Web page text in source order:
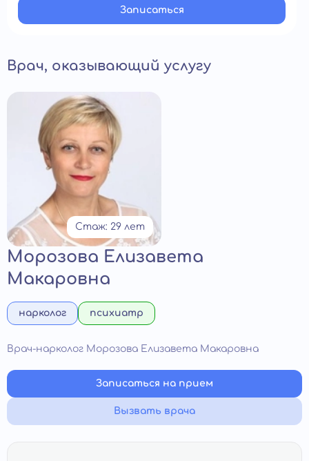
Записатьcя
Врач, оказывающий услугу
Стаж: 29 лет
Морозова Елизавета
Макаровна
нарколог психиатр
Врач-нарколог Морозова Елизавета Макаровна
Записаться на прием
Вызвать врача